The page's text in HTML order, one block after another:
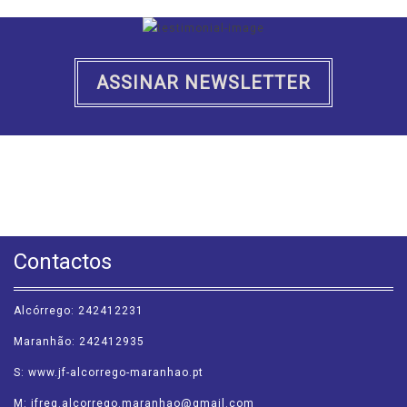
ASSINAR NEWSLETTER
Contactos
Alcórrego: 242412231
Maranhão: 242412935
S: www.jf-alcorrego-maranhao.pt
M: jfreg.alcorrego.maranhao@gmail.com